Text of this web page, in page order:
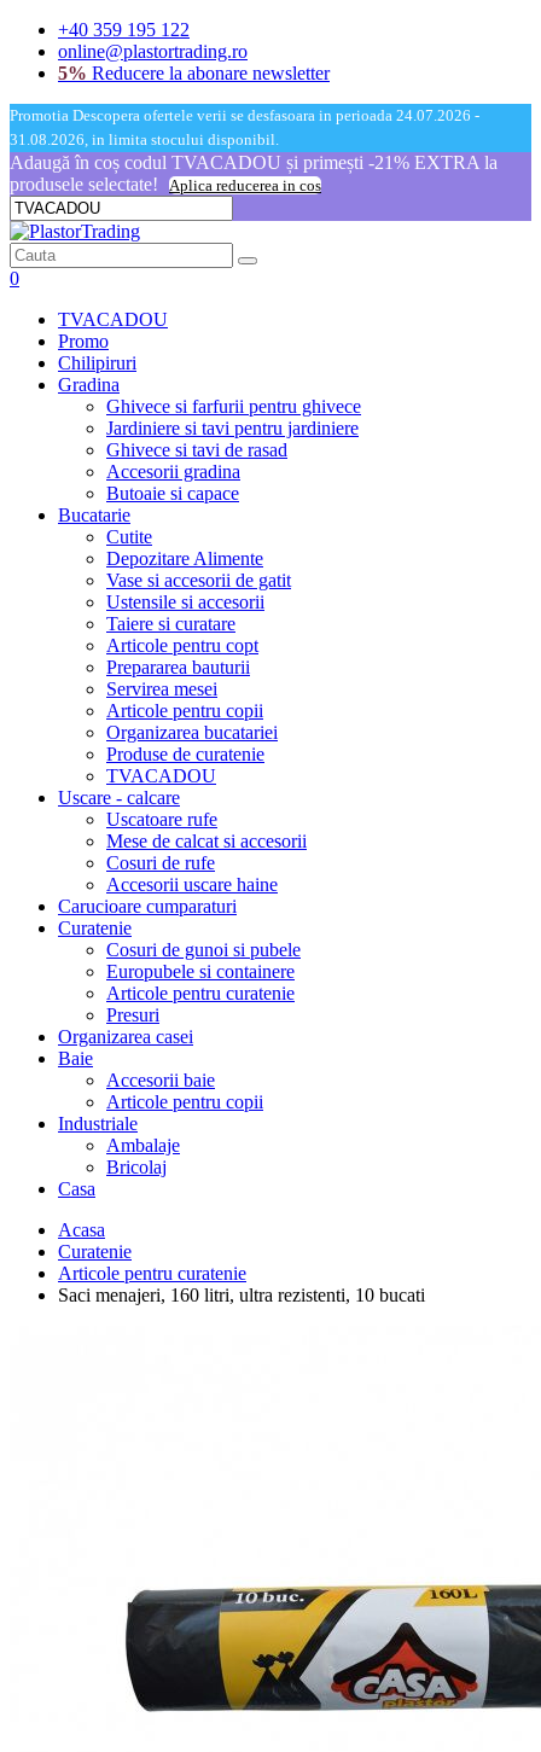
+40 359 195 122
online@plastortrading.ro
5% Reducere la abonare newsletter
Promotia Descopera ofertele verii se desfasoara in perioada 24.07.2026 -
31.08.2026, in limita stocului disponibil.
Adaugă în coș codul TVACADOU și primești -21% EXTRA la
produsele selectate!
Aplica reducerea in cos
0
TVACADOU
Promo
Chilipiruri
Gradina
Ghivece si farfurii pentru ghivece
Jardiniere si tavi pentru jardiniere
Ghivece si tavi de rasad
Accesorii gradina
Butoaie si capace
Bucatarie
Cutite
Depozitare Alimente
Vase si accesorii de gatit
Ustensile si accesorii
Taiere si curatare
Articole pentru copt
Prepararea bauturii
Servirea mesei
Articole pentru copii
Organizarea bucatariei
Produse de curatenie
TVACADOU
Uscare - calcare
Uscatoare rufe
Mese de calcat si accesorii
Cosuri de rufe
Accesorii uscare haine
Carucioare cumparaturi
Curatenie
Cosuri de gunoi si pubele
Europubele si containere
Articole pentru curatenie
Presuri
Organizarea casei
Baie
Accesorii baie
Articole pentru copii
Industriale
Ambalaje
Bricolaj
Casa
Acasa
Curatenie
Articole pentru curatenie
Saci menajeri, 160 litri, ultra rezistenti, 10 bucati